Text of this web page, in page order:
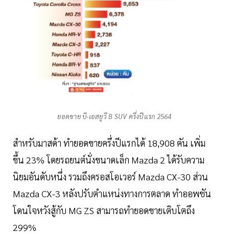
ยอดขาย บี-เอสยูวี B SUV ครึ่งปีแรก 2564
สำหรับมาสด้า ทำยอดขายครึ่งปีแรกได้ 18,908 คัน เพิ่ม
ขึ้น 23% โดยรถยนต์นั่งขนาดเล็ก Mazda 2 ได้รับความ
นิยมอันดับหนึ่ง รวมถึงครอสโอเวอร์ Mazda CX-30 ส่วน
Mazda CX-3 หลังปรับตำแหน่งทางการตลาด ทำออพชัน
โดนใจหวังสู้กับ MG ZS สามารถทำยอดขายเติบโตถึง
299%